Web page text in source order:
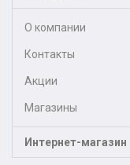
О компании
Контакты
Акции
Магазины
Интернет-магазин